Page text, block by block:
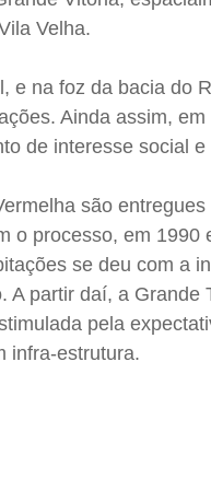
Velha.
e na foz da bacia do
Ainda assim,
de interesse social
são
o processo, em 1990
se deu com a
A partir daí, a Grande
pela
infra-estrutura.